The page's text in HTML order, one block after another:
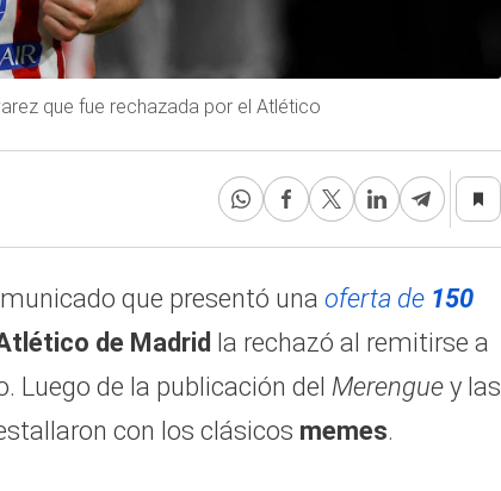
que fue rechazada por el Atlético
que presentó una oferta de 150
de Madrid la rechazó al remitirse a
Luego de la publicación del Merengue y las
con los clásicos memes.